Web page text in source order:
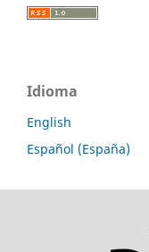
Idioma
English
Español (España)